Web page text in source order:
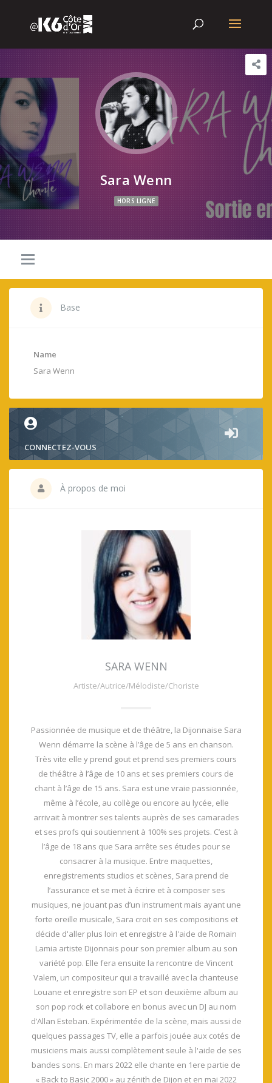
Sara Wenn
HORS LIGNE
Base
Name
Sara Wenn
CONNECTEZ-VOUS
À propos de moi
SARA WENN
Artiste/Autrice/Mélodiste/Choriste
Passionnée de musique et de théâtre, la Dijonnaise Sara
Wenn démarre la scène à l’âge de 5 ans en chanson.
Très vite elle y prend gout et prend ses premiers cours
de théâtre à l’âge de 10 ans et ses premiers cours de
chant à l’âge de 15 ans. Sara est une vraie passionnée,
même à l’école, au collège ou encore au lycée, elle
arrivait à montrer ses talents auprès de ses camarades
et ses profs qui soutiennent à 100% ses projets. C’est à
l’âge de 18 ans que Sara arrête ses études pour se
consacrer à la musique. Entre maquettes,
enregistrements studios et scènes, Sara prend de
l’assurance et se met à écrire et à composer ses
musiques, ne jouant pas d’un instrument mais ayant une
forte oreille musicale, Sara croit en ses compositions et
décide d'aller plus loin et enregistre à l'aide de Romain
Lamia artiste Dijonnais pour son premier album au son
variété pop. Elle fera ensuite la rencontre de Vincent
Valem, un compositeur qui a travaillé avec la chanteuse
Louane et enregistre son EP et son deuxième album au
son pop rock et collabore en bonus avec un DJ au nom
d’Allan Esteban. Expérimentée de la scène, mais aussi de
quelques passages TV, elle a parfois jouée aux cotés de
musiciens mais aussi complètement seule à l'aide de ses
bandes sons. En mars 2022 elle chante en 1ere partie de
« Back to Basic 2000 » au zénith de Dijon et en mai 2022